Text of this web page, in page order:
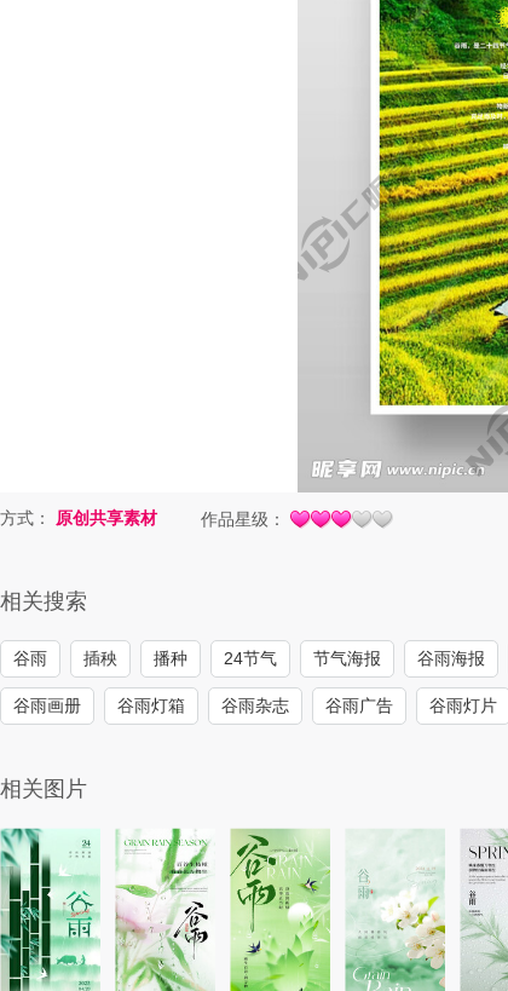
方式： 原创共享素材 作品星级：
相关搜索
谷雨 插秧 播种 24节气 节气海报 谷雨海报
谷雨画册 谷雨灯箱 谷雨杂志 谷雨广告 谷雨灯片
相关图片